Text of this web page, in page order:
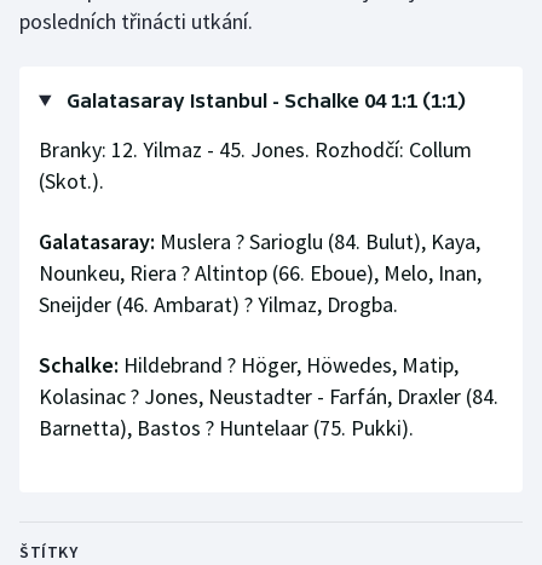
posledních třinácti utkání.
Galatasaray Istanbul - Schalke 04 1:1 (1:1)
Branky: 12. Yilmaz - 45. Jones. Rozhodčí: Collum
(Skot.).
Galatasaray: Muslera ? Sarioglu (84. Bulut), Kaya,
Nounkeu, Riera ? Altintop (66. Eboue), Melo, Inan,
Sneijder (46. Ambarat) ? Yilmaz, Drogba.
Schalke: Hildebrand ? Höger, Höwedes, Matip,
Kolasinac ? Jones, Neustadter - Farfán, Draxler (84.
Barnetta), Bastos ? Huntelaar (75. Pukki).
ŠTÍTKY